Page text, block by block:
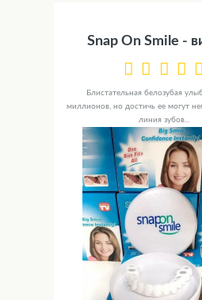
Snap On Smile -
Блистательная белозубая
миллионов, но достичь ее могут
линия зубов...